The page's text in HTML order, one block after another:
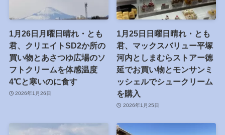
1月26日月曜日晴れ・とも
君、クリエイトSD2か所の
買い物とあさつゆ広場のソ
フトクリームを体感温度
4℃と寒いのに食す
2026年1月26日
1月25日日曜日晴れ・とも
君、マックスバリュー平塚
河内としまむらストアー徳
延でお買い物とモンサンミ
ッシェルでシュークリーム
を購入
2026年1月25日